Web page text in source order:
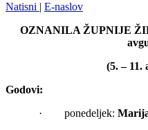
Natisni | E-naslov
OZNANILA ŽUPNIJE
(5. – 11.
Godovi:
· ponedeljek: